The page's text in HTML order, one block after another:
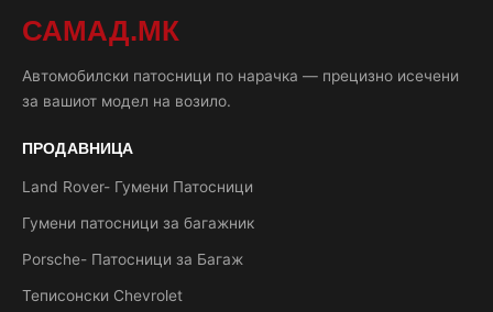
САМАД.МК
Автомобилски патосници по нарачка — прецизно исечени
за вашиот модел на возило.
ПРОДАВНИЦА
Land Rover- Гумени Патосници
Гумени патосници за багажник
Porsche- Патосници за Багаж
Теписонски Chevrolet